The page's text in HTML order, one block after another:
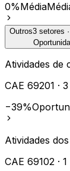
0%Média
Outros3 setores ·
Atividades de
CAE 69201 · 3
−39%
Atividades
CAE 69102 · 1